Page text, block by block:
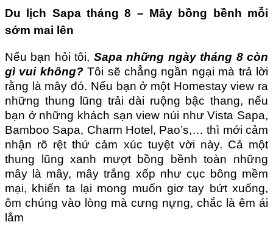
Du lịch Sapa tháng 8 – Mây bồng bềnh mỗi
sớm mai lên
Nếu bạn hỏi tôi, Sapa những ngày tháng 8 còn
gì vui không?Tôi sẽ chẳng ngần ngại mà trả lời
rằng là mây đó. Nếu bạn ở một Homestay view ra
những thung lũng trải dài ruộng bậc thang, nếu
bạn ở những khách sạn view núi nhưVista Sapa,
Bamboo Sapa, Charm Hotel, Pao’s,… thì mới cảm
nhận rõ rệt thứ cảm xúc tuyệt vời này. Cả một
thung lũng xanh mượt bồng bềnh toàn những
mây là mây, mây trắng xốp như cục bông mềm
mại, khiến ta lại mong muốn giơ tay bứt xuống,
ôm chúng vào lòng mà cưng nựng, chắc là êm ái
lắm